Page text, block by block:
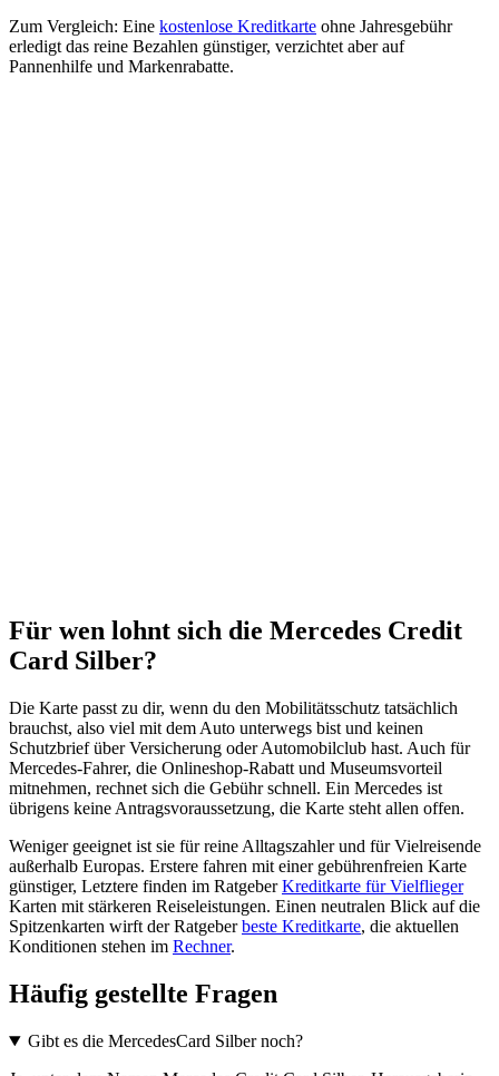
Zum Vergleich: Eine kostenlose Kreditkarte ohne Jahresgebühr
erledigt das reine Bezahlen günstiger, verzichtet aber auf
Pannenhilfe und Markenrabatte.
Für wen lohnt sich die Mercedes Credit
Card Silber?
Die Karte passt zu dir, wenn du den Mobilitätsschutz tatsächlich
brauchst, also viel mit dem Auto unterwegs bist und keinen
Schutzbrief über Versicherung oder Automobilclub hast. Auch für
Mercedes-Fahrer, die Onlineshop-Rabatt und Museumsvorteil
mitnehmen, rechnet sich die Gebühr schnell. Ein Mercedes ist
übrigens keine Antragsvoraussetzung, die Karte steht allen offen.
Weniger geeignet ist sie für reine Alltagszahler und für Vielreisende
außerhalb Europas. Erstere fahren mit einer gebührenfreien Karte
günstiger, Letztere finden im RatgeberKreditkarte für Vielflieger
Karten mit stärkeren Reiseleistungen. Einen neutralen Blick auf die
Spitzenkarten wirft der Ratgeberbeste Kreditkarte, die aktuellen
Konditionen stehen im Rechner.
Häufig gestellte Fragen
Gibt es die MercedesCard Silber noch?